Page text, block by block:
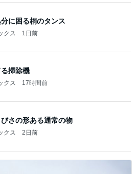
に困る桐のタンス
クス 1日前
掃除機
クス 17時間前
さの形ある通常の物
クス 2日前